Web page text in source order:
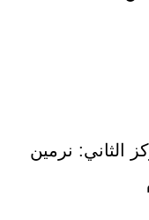
الثاني: نرمين